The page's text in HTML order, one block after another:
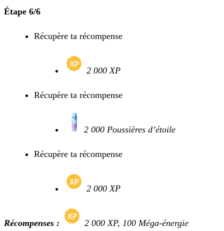
Étape 6/6
Récupère ta récompense
2 000 XP
Récupère ta récompense
2 000 Poussières d’étoile
Récupère ta récompense
2 000 XP
Récompenses :
2 000 XP, 100 Méga-énergie